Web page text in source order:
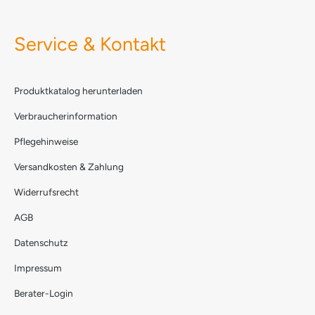
Service & Kontakt
Produktkatalog herunterladen
Verbraucherinformation
Pflegehinweise
Versandkosten & Zahlung
Widerrufsrecht
AGB
Datenschutz
Impressum
Berater-Login